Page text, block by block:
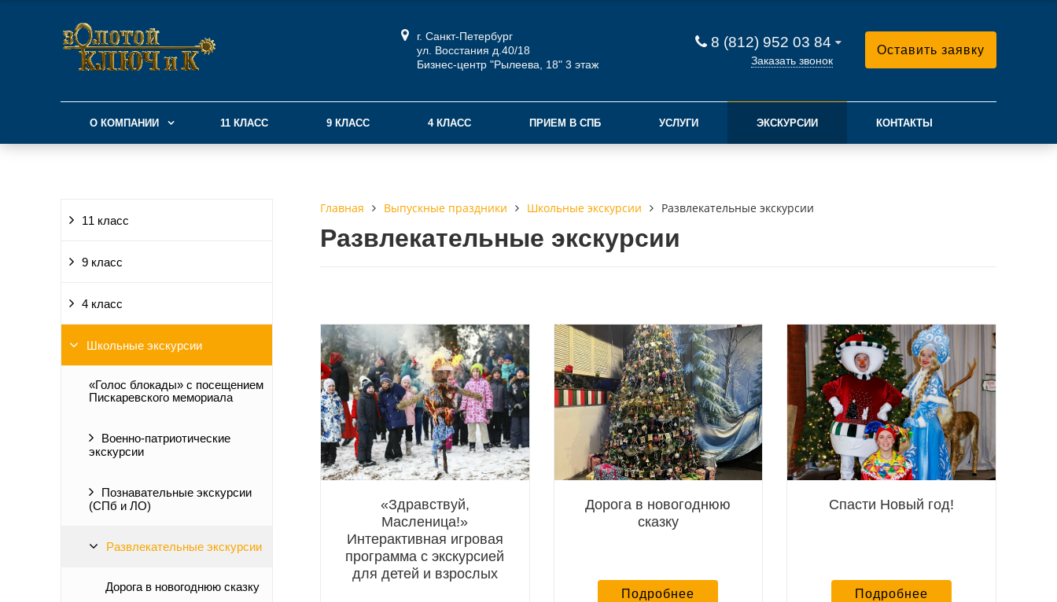
г. Санкт-Петербург
ул. Восстания д.40/18
Бизнес-центр "Рылеева, 18" 3 этаж
8 (812) 952 03 84
Заказать звонок
Оставить заявку
О КОМПАНИИ 11 КЛАСС 9 КЛАСС 4 КЛАСС ПРИЕМ В СПБ УСЛУГИ ЭКСКУРСИИ КОНТАКТЫ
11 класс
9 класс
4 класс
Школьные экскурсии
«Голос блокады» с посещением
Пискаревского мемориала
Военно-патриотические
экскурсии
Познавательные экскурсии
(СПб и ЛО)
Развлекательные экскурсии
Дорога в новогоднюю сказку
Главная Выпускные праздники Школьные экскурсии Развлекательные экскурсии
Развлекательные экскурсии
«Здравствуй,
Масленица!»
Интерактивная игровая
программа с экскурсией
для детей и взрослых
Дорога в новогоднюю
сказку
Подробнее
Спасти Новый год!
Подробнее